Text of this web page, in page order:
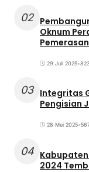
02
Oknum
Pemerasan
29 Juli 2025•
03 Integritas
Pengisian
28 Mei 2025•
04
2024